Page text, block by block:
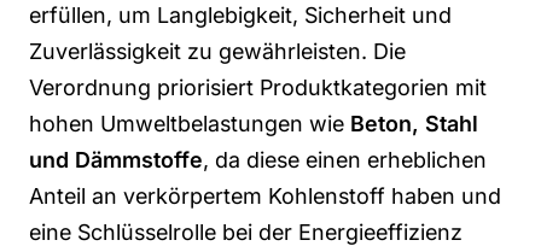
erfüllen, um Langlebigkeit, Sicherheit und
Zuverlässigkeit zu gewährleisten. Die
Verordnung priorisiert Produktkategorien mit
hohen Umweltbelastungen wie Beton, Stahl
und Dämmstoffe, da diese einen erheblichen
Anteil an verkörpertem Kohlenstoff haben und
eine Schlüsselrolle bei der Energieeffizienz